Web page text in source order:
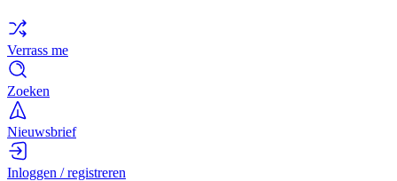
Verrass me
Zoeken
Nieuwsbrief
Inloggen / registreren